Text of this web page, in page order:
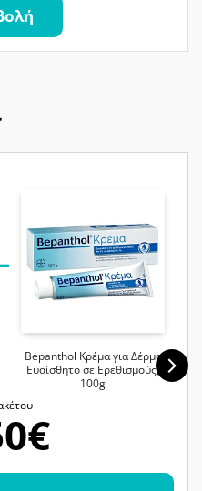
Bepanthol Κρέμα για Δέρμα
Ευαίσθητο σε Ερεθισμούς,
100g